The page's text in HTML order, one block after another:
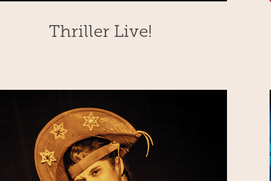
Thriller Live!